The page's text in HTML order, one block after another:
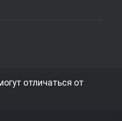
отличаться от